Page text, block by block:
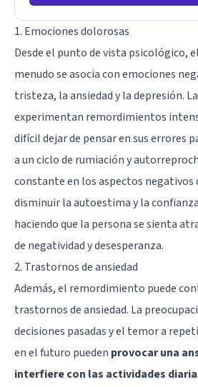
1. Emociones dolorosas
Desde el punto de vista psicológico,
menudo se asocia con emociones
tristeza, la ansiedad y la depresión.
experimentan remordimientos
difícil dejar de pensar en sus errores
a un ciclo de rumiación y
constante en los aspectos negativos
disminuir la autoestima y la
haciendo que la persona se sienta
de negatividad y desesperanza.
2. Trastornos de ansiedad
Además, el remordimiento puede
trastornos de ansiedad. La
decisiones pasadas y el temor a
en el futuro pueden provocar una
interfiere con las actividades